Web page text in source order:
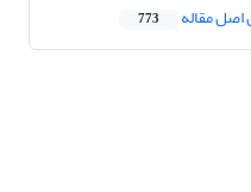
اصل مقاله 773